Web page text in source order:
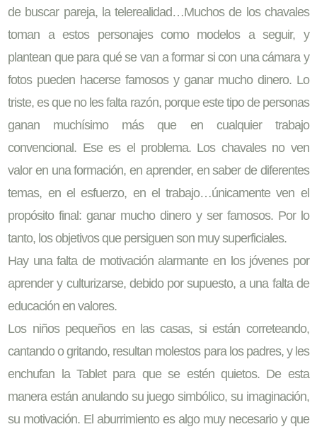
de buscar pareja, la telerealidad…Muchos de los chavales
toman a estos personajes como modelos a seguir, y
plantean que para qué se van a formar si con una cámara y
fotos pueden hacerse famosos y ganar mucho dinero. Lo
triste, es que no les falta razón, porque este tipo de personas
ganan muchísimo más que en cualquier trabajo
convencional. Ese es el problema. Los chavales no ven
valor en una formación, en aprender, en saber de diferentes
temas, en el esfuerzo, en el trabajo…únicamente ven el
propósito final: ganar mucho dinero y ser famosos. Por lo
tanto, los objetivos que persiguen son muy superficiales.
Hay una falta de motivación alarmante en los jóvenes por
aprender y culturizarse, debido por supuesto, a una falta de
educación en valores.
Los niños pequeños en las casas, si están correteando,
cantando o gritando, resultan molestos para los padres, y les
enchufan la Tablet para que se estén quietos. De esta
manera están anulando su juego simbólico, su imaginación,
su motivación. El aburrimiento es algo muy necesario y que